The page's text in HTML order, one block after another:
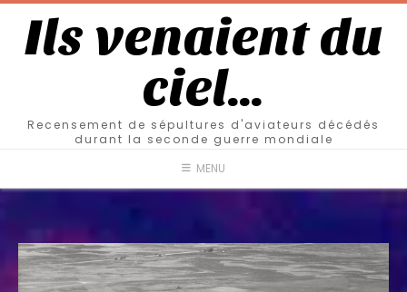
Ils venaient du
ciel…
Recensement de sépultures d'aviateurs décédés
durant la seconde guerre mondiale
MENU